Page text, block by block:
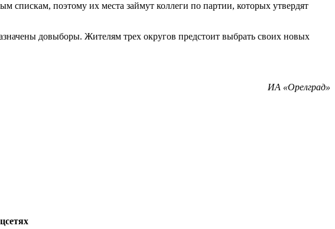
поэтому их места займут коллеги по партии, которых утвердят
довыборы. Жителям трех округов предстоит выбрать своих новых
ИА «Орелград»